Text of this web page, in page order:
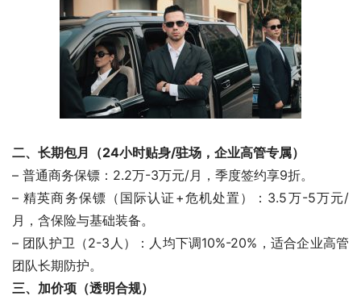
二、长期包月（24小时贴身/驻场，企业高管专属）
– 普通商务保镖：2.2万-3万元/月，季度签约享9折。
– 精英商务保镖（国际认证+危机处置）：3.5万-5万元/
月，含保险与基础装备。
– 团队护卫（2-3人）：人均下调10%-20%，适合企业高管
团队长期防护。
三、加价项（透明合规）